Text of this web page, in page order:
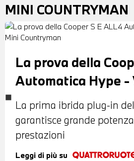
MINI COUNTRYMAN
La prova della
Automatica Hype -
Mini Countryman
La prima ibrida plug-in
garantisce grande
prestazioni
Leggi di più su